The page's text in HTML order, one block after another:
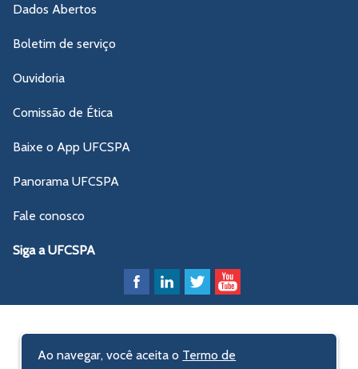
Dados Abertos
Boletim de serviço
Ouvidoria
Comissão de Ética
Baixe o App UFCSPA
Panorama UFCSPA
Fale conosco
Siga a UFCSPA
Ao navegar, você aceita o Termo de